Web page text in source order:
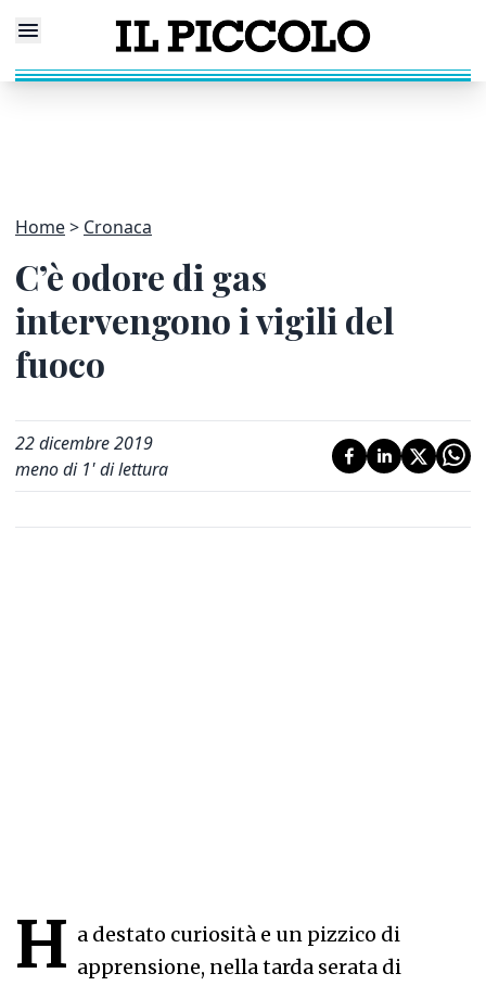
Home Cronaca
C’è odore di gas
intervengono i vigili del
fuoco
22 dicembre 2019
meno di 1' di lettura
H a destato curiosità e un pizzico di
apprensione, nella tarda serata di